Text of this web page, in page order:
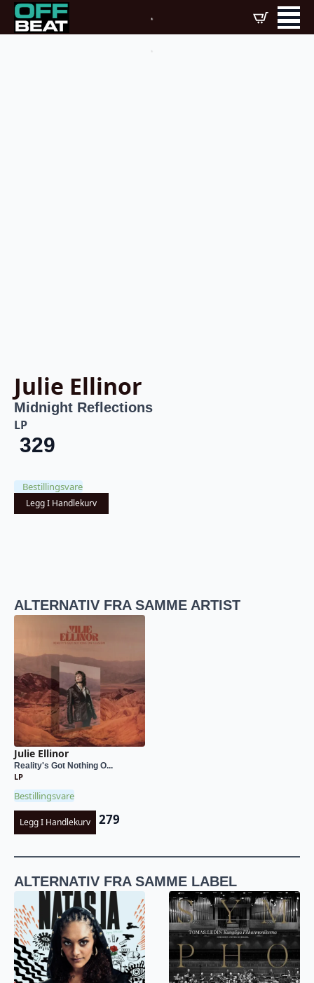
Julie Ellinor
Midnight Reflections
LP
329
Bestillingsvare
Legg I Handlekurv
ALTERNATIV FRA SAMME ARTIST
Julie Ellinor
Reality's Got Nothing O...
LP
Bestillingsvare
Legg I Handlekurv 279
ALTERNATIV FRA SAMME LABEL